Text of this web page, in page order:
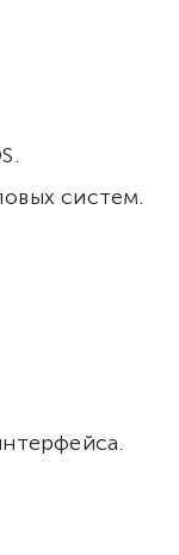
систем.